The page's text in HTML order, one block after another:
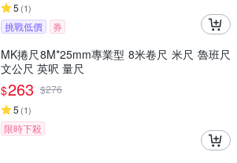
5 (1)
挑戰低價 券
MK捲尺8M*25mm專業型 8米卷尺 米尺 魯班尺
文公尺 英呎 量尺
$263 $276
5 (1)
限時下殺